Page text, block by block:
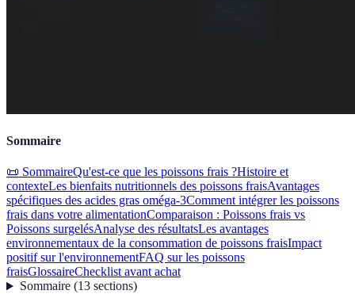
Sommaire
📜 SommaireQu'est-ce que les poissons frais ?Histoire et
contexteLes bienfaits nutritionnels des poissons fraisAvantages
spécifiques des acides gras oméga-3Comment intégrer les poissons
frais dans votre alimentationComparaison : Poissons frais vs
Poissons surgelésAnalyse des résultatsLes avantages
environnementaux de la consommation de poissons fraisImpact
positif sur l'environnementFAQ sur les poissons
fraisGlossaireChecklist avant achat
Sommaire(13 sections)